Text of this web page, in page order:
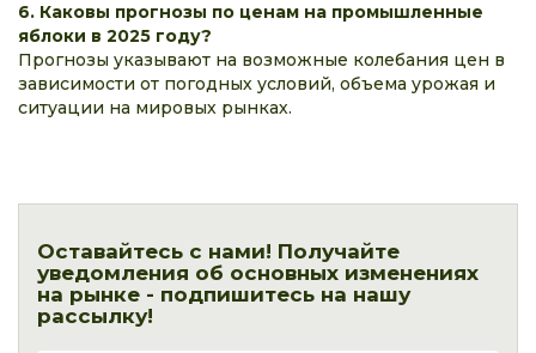
6. Каковы прогнозы по ценам на промышленные
яблоки в 2025 году?
Прогнозы указывают на возможные колебания цен в
зависимости от погодных условий, объема урожая и
ситуации на мировых рынках.
Оставайтесь с нами! Получайте
уведомления об основных изменениях
на рынке - подпишитесь на нашу
рассылку!